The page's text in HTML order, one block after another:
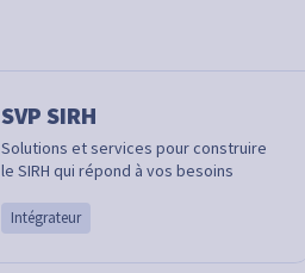
SVP SIRH
Solutions et services pour construire
le SIRH qui répond à vos besoins
Intégrateur